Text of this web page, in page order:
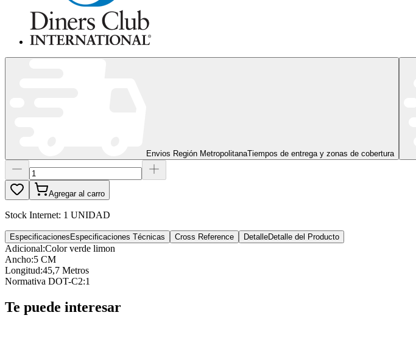
Envios Región MetropolitanaTiempos de entrega y zonas de cobertura
Agregar al carro
Stock Internet: 1 UNIDAD
Especificaciones Especificaciones Técnicas Cross Reference DetalleDetalle del Producto
Adicional:Color verde limon
Ancho:5 CM
Longitud:45,7 Metros
Normativa DOT-C2:1
Te puede interesar